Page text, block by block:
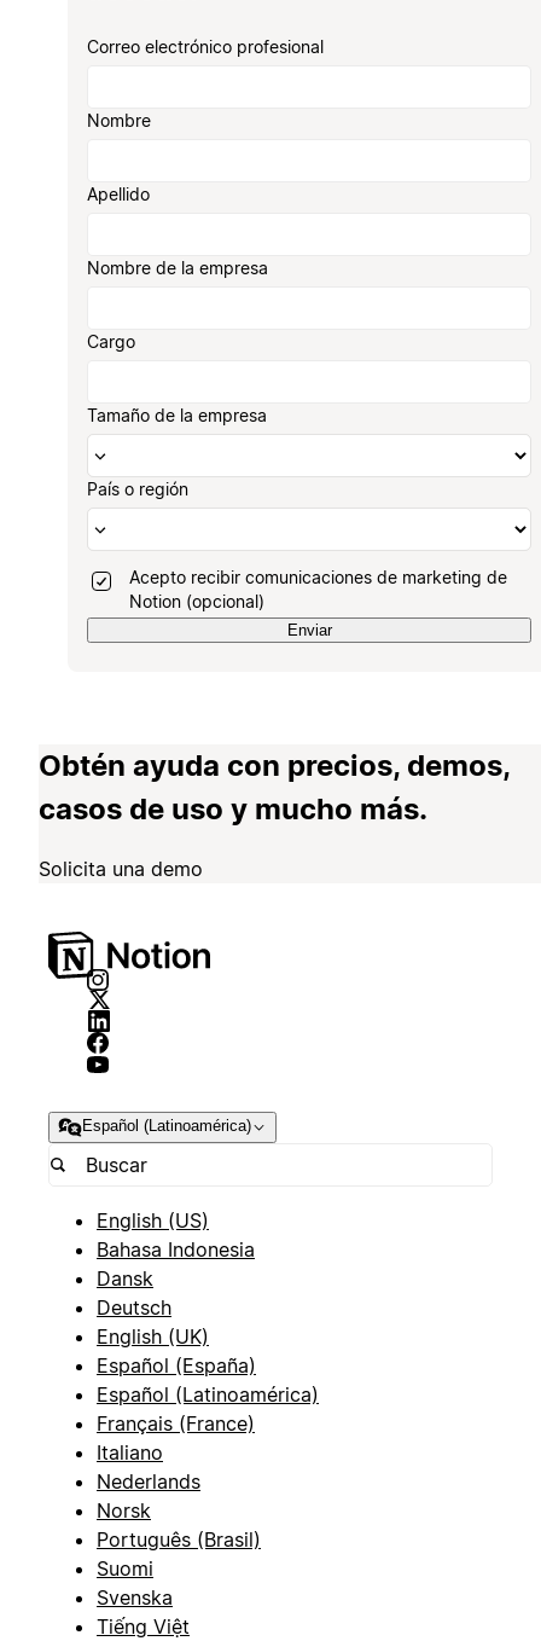
Correo electrónico profesional
Nombre
Apellido
Nombre de la empresa
Cargo
Tamaño de la empresa
País o región
Acepto recibir comunicaciones de marketing de
Notion (opcional)
Enviar
Obtén ayuda con precios, demos,
casos de uso y mucho más.
Solicita una demo
Español (Latinoamérica)
English (US)
Bahasa Indonesia
Dansk
Deutsch
English (UK)
Español (España)
Español (Latinoamérica)
Français (France)
Italiano
Nederlands
Norsk
Português (Brasil)
Suomi
Svenska
Tiếng Việt